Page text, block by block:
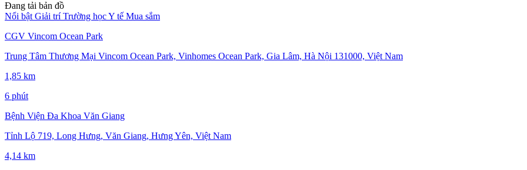
Đang tải bản đồ
Nổi bật Giải trí Trường họcY tế Mua sắm
CGV Vincom Ocean Park
Trung Tâm Thương Mại Vincom Ocean Park, Vinhomes Ocean Park, Gia Lâm, Hà Nội 131000, Việt Nam
1,85 km
6 phút
Bệnh Viện Đa Khoa Văn Giang
Tỉnh Lộ 719, Long Hưng, Văn Giang, Hưng Yên, Việt Nam
4,14 km